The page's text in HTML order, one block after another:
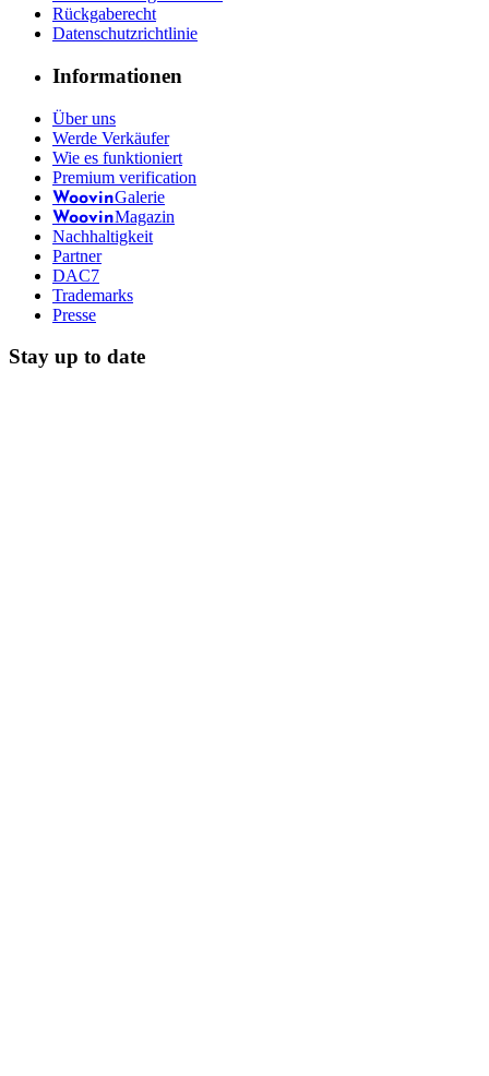
Rückgaberecht
Datenschutzrichtlinie
Informationen
Über uns
Werde Verkäufer
Wie es funktioniert
Premium verification
WoovinGalerie
WoovinMagazin
Nachhaltigkeit
Partner
DAC7
Trademarks
Presse
Stay up to date